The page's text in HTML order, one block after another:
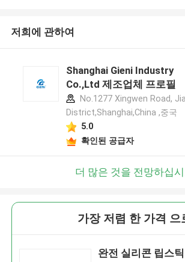
저희에 관하여
Shanghai Gieni Industry
Co.,Ltd 제조업체 프로필
No.1277 Xingwen Road,
District,Shanghai,China ,중국
5.0
확인된 공급자
더 많은 것을 전망하십
가장 저렴 한 가격 으
완전 실리콘 립스틱